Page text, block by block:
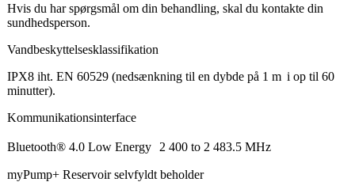
Hvis du har spørgsmål om din behandling, skal du kontakte din
sundhedsperson.
Vandbeskyttelsesklassifikation
IPX8 iht. EN 60529 (nedsænkning til en dybde på 1 m i op til 60
minutter).
Kommunikationsinterface
Bluetooth® 4.0 Low Energy 2 400 to 2 483.5 MHz
myPump+ Reservoir selvfyldt beholder